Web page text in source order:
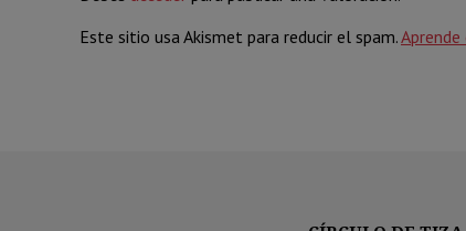
Este sitio usa Akismet para reducir el spam.